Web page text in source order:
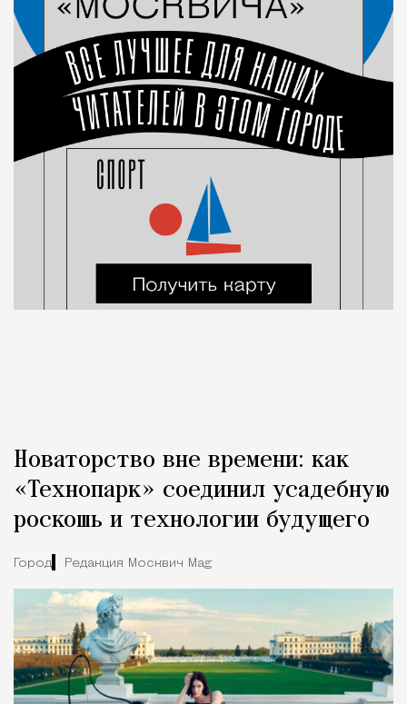
Новаторство вне времени: как
«Технопарк» соединил усадебную
роскошь и технологии будущего
Город Редакция Москвич Mag